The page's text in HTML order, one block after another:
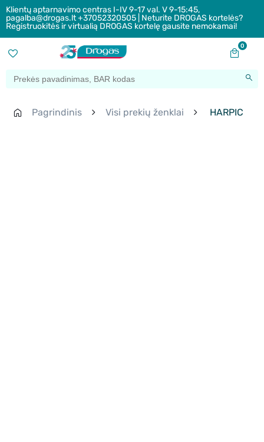
Klientų aptarnavimo centras I-IV 9-17 val. V 9-15:45,
pagalba@drogas.lt +37052320505 | Neturite DROGAS kortelės?
Registruokitės ir virtualią DROGAS kortelę gausite nemokamai!
0
Pagrindinis Visi prekių ženklai HARPIC